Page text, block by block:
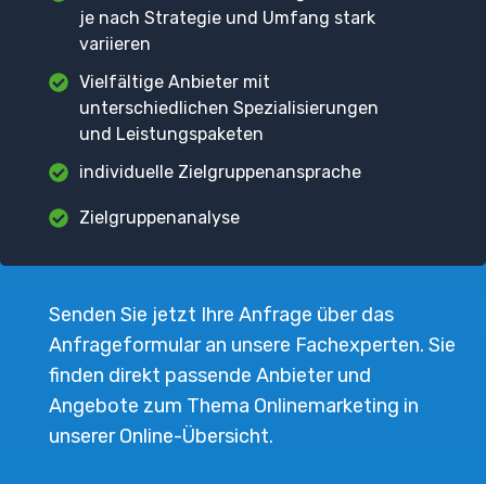
je nach Strategie und Umfang stark
variieren
Vielfältige Anbieter mit
unterschiedlichen Spezialisierungen
und Leistungspaketen
individuelle Zielgruppenansprache
Zielgruppenanalyse
Senden Sie jetzt Ihre Anfrage über das
Anfrageformular an unsere Fachexperten. Sie
finden direkt passende Anbieter und
Angebote zum Thema Onlinemarketing in
unserer Online-Übersicht.